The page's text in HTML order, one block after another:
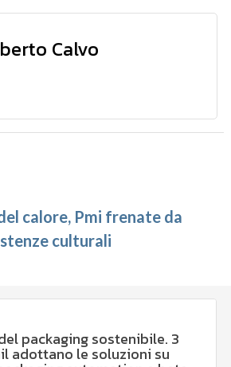
Calvo
calore, Pmi frenate da
culturali
packaging sostenibile. 3
adottano le soluzioni su